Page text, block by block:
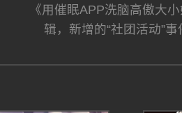
《用催眠APP洗脑高傲大
辑，新增的“社团活动”